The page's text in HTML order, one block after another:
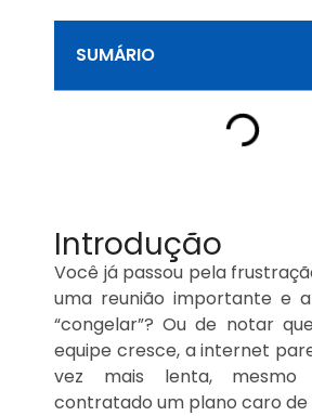
SUMÁRIO
Introdução
Você já passou pela
uma reunião importante e
“congelar”? Ou de notar
equipe cresce, a internet
vez mais lenta, mesmo
contratado um plano caro